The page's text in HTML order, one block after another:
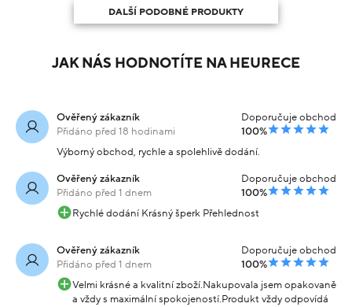
DALŠÍ PODOBNÉ PRODUKTY
JAK NÁS HODNOTÍTE NA HEURECE
Ověřený zákazník
Přidáno před 18 hodinami
Doporučuje obchod
100%
Výborný obchod, rychle a spolehlivě dodání.
Ověřený zákazník
Přidáno před 1 dnem
Doporučuje obchod
100%
Rychlé dodání Krásný šperk Přehlednost
Ověřený zákazník
Přidáno před 1 dnem
Doporučuje obchod
100%
Velmi krásné a kvalitní zboží.Nakupovala jsem opakovaně
a vždy s maximální spokojeností.Produkt vždy odpovídá